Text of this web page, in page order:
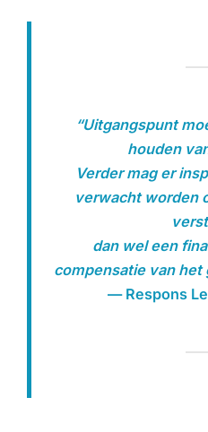
“Uitgangspunt
houden
Verder mag er
verwacht worden
dan wel een
compensatie van het
— Respons